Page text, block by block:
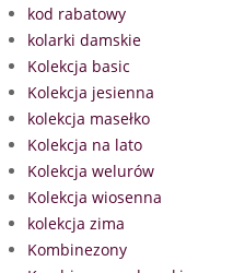
kod rabatowy
kolarki damskie
Kolekcja basic
Kolekcja jesienna
kolekcja masełko
Kolekcja na lato
Kolekcja welurów
Kolekcja wiosenna
kolekcja zima
Kombinezony